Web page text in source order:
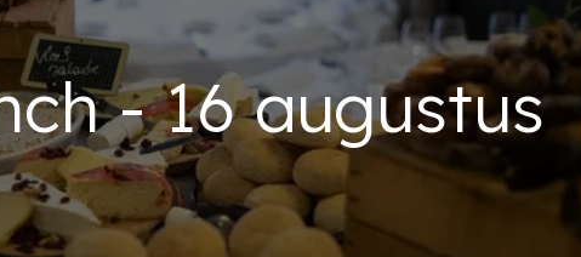
- 16 augustus